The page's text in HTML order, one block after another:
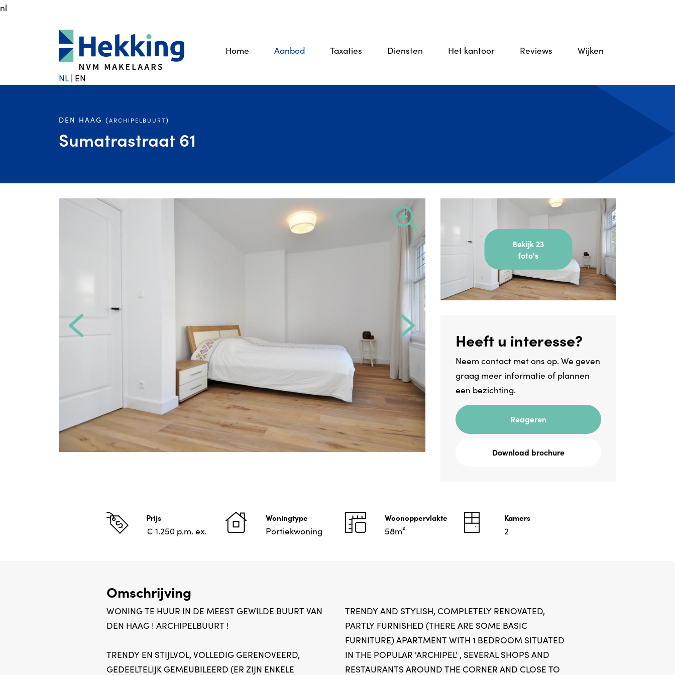
nl
Home Aanbod Taxaties Diensten Het kantoor Reviews Wijken
NL | EN
DEN HAAG (ARCHIPELBUURT)
Sumatrastraat 61
Bekijk 23
foto's
Heeft u interesse?
Neem contact met ons op. We geven
graag meer informatie of plannen
een bezichting.
Reageren
Download brochure
Prijs
€ 1.250 p.m. ex.
Woningtype
Portiekwoning
Woonoppervlakte
58m²
Kamers
2
Omschrijving
WONING TE HUUR IN DE MEEST GEWILDE BUURT VAN
DEN HAAG ! ARCHIPELBUURT !
TRENDY EN STIJLVOL, VOLLEDIG GERENOVEERD,
GEDEELTELIJK GEMEUBILEERD (ER ZIJN ENKELE
TRENDY AND STYLISH, COMPLETELY RENOVATED,
PARTLY FURNISHED (THERE ARE SOME BASIC
FURNITURE) APARTMENT WITH 1 BEDROOM SITUATED
IN THE POPULAR 'ARCHIPEL' , SEVERAL SHOPS AND
RESTAURANTS AROUND THE CORNER AND CLOSE TO